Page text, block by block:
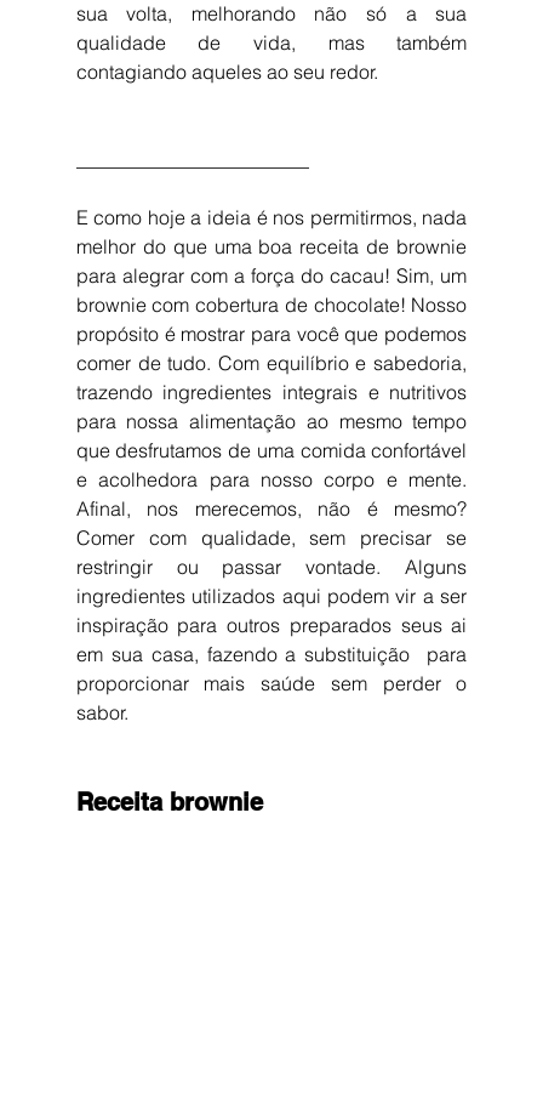
sua volta, melhorando não só a sua
qualidade de vida, mas também
contagiando aqueles ao seu redor.
E como hoje a ideia é nos permitirmos, nada
melhor do que uma boa receita de brownie
para alegrar com a força do cacau! Sim, um
brownie com cobertura de chocolate! Nosso
propósito é mostrar para você que podemos
comer de tudo. Com equilíbrio e sabedoria,
trazendo ingredientes integrais e nutritivos
para nossa alimentação ao mesmo tempo
que desfrutamos de uma comida confortável
e acolhedora para nosso corpo e mente.
Afinal, nos merecemos, não é mesmo?
Comer com qualidade, sem precisar se
restringir ou passar vontade. Alguns
ingredientes utilizados aqui podem vir a ser
inspiração para outros preparados seus ai
em sua casa, fazendo a substituição  para
proporcionar mais saúde sem perder o
sabor.
Receita brownie